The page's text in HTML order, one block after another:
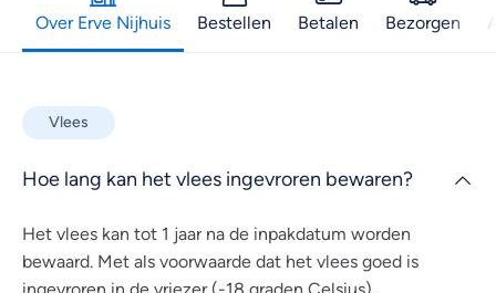
Over Erve Nijhuis Bestellen Betalen Bezorgen
Vlees
Hoe lang kan het vlees ingevroren bewaren?
Het vlees kan tot 1 jaar na de inpakdatum worden
bewaard. Met als voorwaarde dat het vlees goed is
ingevroren in de vriezer (-18 graden Celsius).